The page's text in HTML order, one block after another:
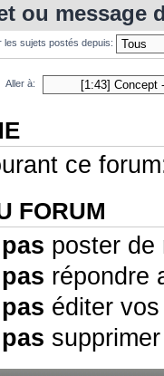
ou message
les sujets postés depuis:
Aller à:
ce
FORUM
poster de
répondre
éditer